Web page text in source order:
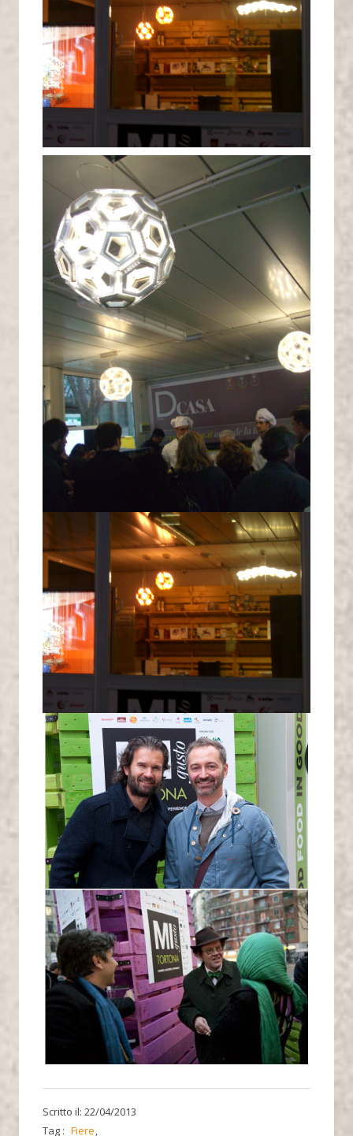
Scritto il: 22/04/2013
Tag : Fiere